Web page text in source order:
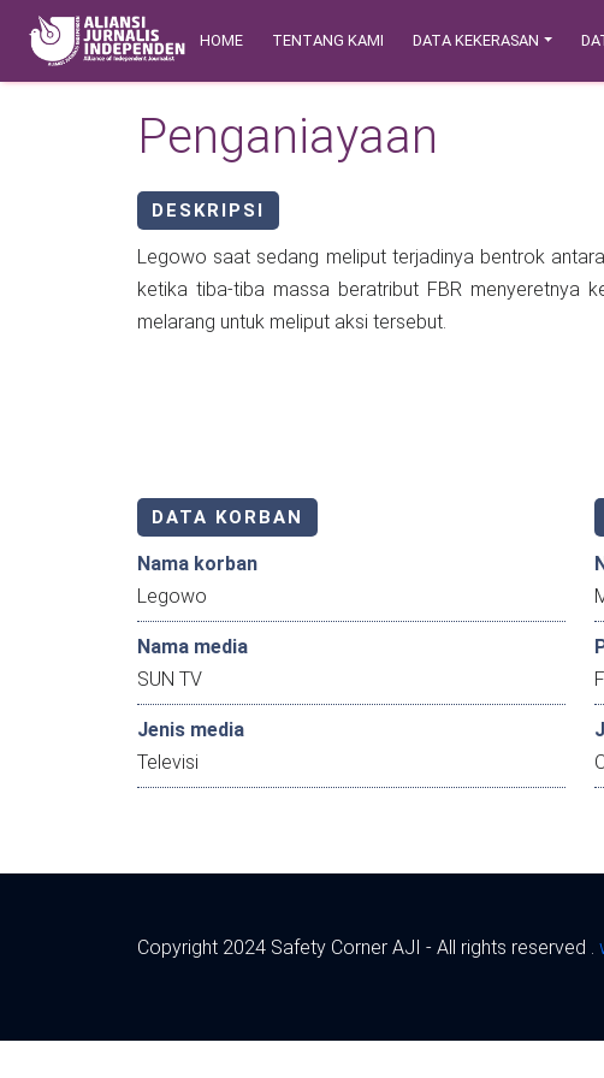
Skip to main content
Safety Corner
Main navigation
HOME TENTANG KAMI DATA KEKERASAN
Penganiayaan
DESKRIPSI
Legowo saat sedang meliput terjadinya bentrok
ketika tiba-tiba massa beratribut FBR menyeretnya
melarang untuk meliput aksi tersebut.
DATA KORBAN
Nama korban
Legowo
Nama media
SUN TV
Jenis media
Televisi
Copyright 2024 Safety Corner AJI - All rights reserved .